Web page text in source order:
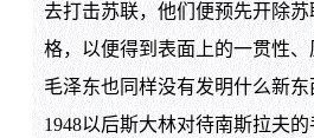
去打击苏联，他们便预先开除
格，以便得到表面上的一贯性
毛泽东也同样没有发明什么新
1948以后斯大林对待南斯拉夫